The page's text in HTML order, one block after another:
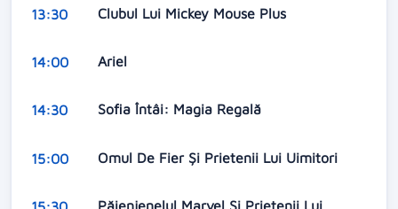
13:30 Clubul Lui Mickey Mouse Plus
14:00 Ariel
14:30 Sofia Întâi: Magia Regală
15:00 Omul De Fier Și Prietenii Lui Uimitori
Păienjenelul Marvel Și Prietenii Lui